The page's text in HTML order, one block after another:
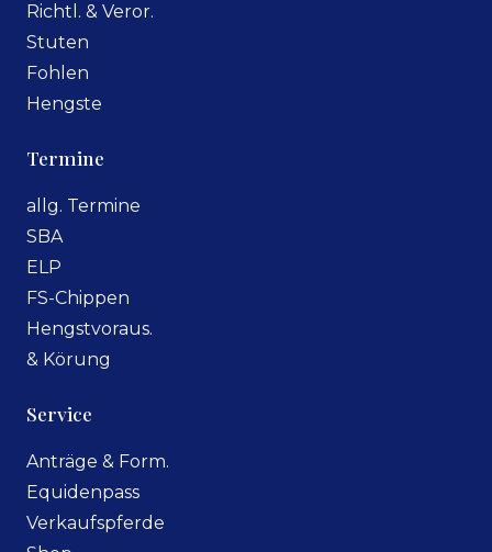
Richtl. & Veror.
Stuten
Fohlen
Hengste
Termine
allg. Termine
SBA
ELP
FS-Chippen
Hengstvoraus.
& Körung
Service
Anträge & Form.
Equidenpass
Verkaufspferde